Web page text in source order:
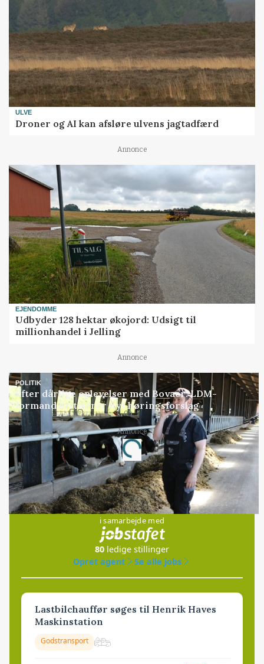
ULVE
Droner og AI kan afsløre ulvens jagtadfærd
Annonce
EJENDOMME
Udbyder 128 hektar økojord: Udsigt til
millionhandel i Jelling
Annonce
POLITIK
Efter dårlige oplevelser med Bovaer: LDM-
formand kritiserer nyt høringsforslag
Annonce
Loading...
Jobs
i samarbejde med
80 ledige stillinger
Opret agent
Se alle jobs
Lastbilchauffør søges til Henrik Haves
Maskinstation
Godstransport